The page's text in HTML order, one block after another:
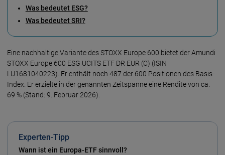
Was bedeutet ESG?
Was bedeutet SRI?
Eine nach­haltige Varian­te des STOXX Europe 600 bietet der Amundi
STOXX Europe 600 ESG UCITS ETF DR EUR (C) (ISIN
LU1681040223). Er ent­hält noch 487 der 600 Posi­tio­nen des Basis-
Index. Er erziel­te in der genann­ten Zeit­span­ne eine Rendi­te von ca.
69 % (Stand: 9. Februar 2026).
Experten-Tipp
Wann ist ein Europa-ETF sinnvoll?